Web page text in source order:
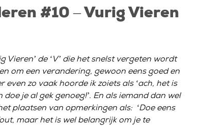
#10 – Vurig Vieren
de ‘V’ die het snelst vergeten wordt
om een verandering, gewoon eens goed en
zo vaak hoorde ik zoiets als ‘ach, het is
je al gek genoeg!’. En als iemand dan wel
plaatsen van opmerkingen als: ‘Doe eens
maar het is wel belangrijk om je te